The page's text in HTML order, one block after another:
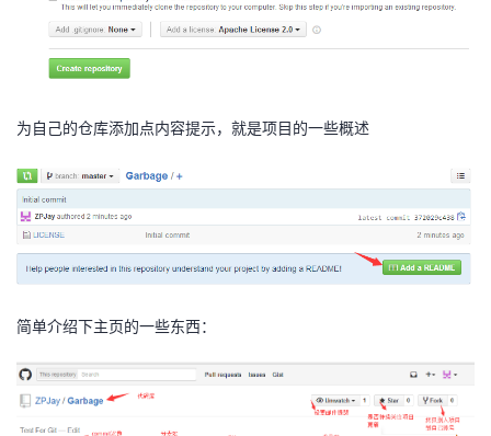
为自己的仓库添加点内容提示，就是项目的一些概述
简单介绍下主页的一些东西：